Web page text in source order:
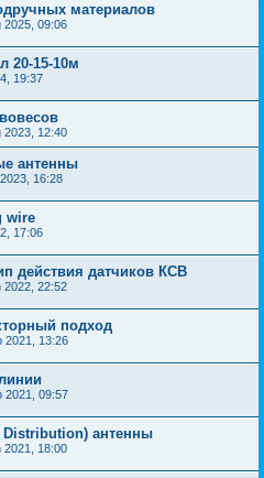
материалов
2025, 09:06
20-15-10м
19:37
2023, 12:40
антенны
16:28
wire
17:06
действия датчиков КСВ
2022, 22:52
подход
2021, 13:26
2021, 09:57
Distribution) антенны
2021, 18:00